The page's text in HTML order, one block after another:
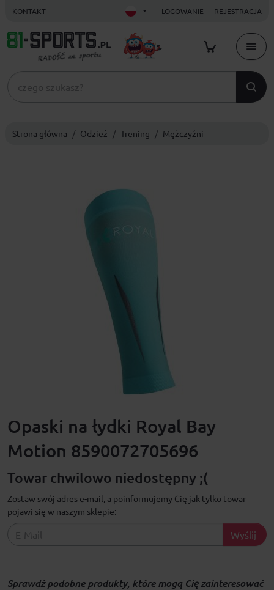
KONTAKT LOGOWANIE REJESTRACJA
Strona główna Odzież Trening Mężczyźni
Opaski na łydki Royal Bay
Motion 8590072705696
Towar chwilowo niedostępny ;(
Zostaw swój adres e-mail, a poinformujemy Cię jak tylko towar
pojawi się w naszym sklepie:
Wyślij
Sprawdź podobne produkty, które mogą Cię zainteresować